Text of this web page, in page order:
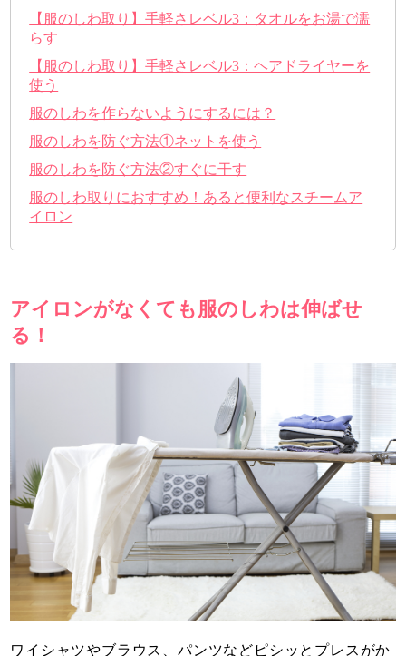
【服のしわ取り】手軽さレベル3：タオルをお湯で濡
らす
【服のしわ取り】手軽さレベル3：ヘアドライヤーを
使う
服のしわを作らないようにするには？
服のしわを防ぐ方法①ネットを使う
服のしわを防ぐ方法②すぐに干す
服のしわ取りにおすすめ！あると便利なスチームア
イロン
アイロンがなくても服のしわは伸ばせ
る！
ワイシャツやブラウス、パンツなどピシッとプレスがか